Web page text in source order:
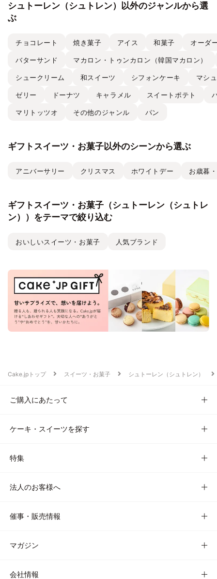
シュトーレン（シュトレン）以外のジャンルから選
ぶ
チョコレート 焼き菓子 アイス 和菓子 オーダ
バターサンド マカロン・トゥンカロン（韓国マカロン）
シュークリーム 和スイーツ シフォンケーキ マシ
ゼリー ドーナツ キャラメル スイートポテト
マリトッツオ その他のジャンル パン
ギフトスイーツ・お菓子以外のシーンから選ぶ
アニバーサリー クリスマス ホワイトデー お歳暮
ギフトスイーツ・お菓子（シュトーレン（シュトレ
ン））をテーマで絞り込む
おいしいスイーツ・お菓子 人気ブランド
Cake.jpトップ スイーツ・お菓子 シュトーレン（シュトレン）
ご購入にあたって
ケーキ・スイーツを探す
特集
法人のお客様へ
催事・販売情報
マガジン
会社情報